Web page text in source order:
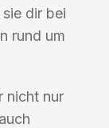
dir bei
rund um
nicht nur